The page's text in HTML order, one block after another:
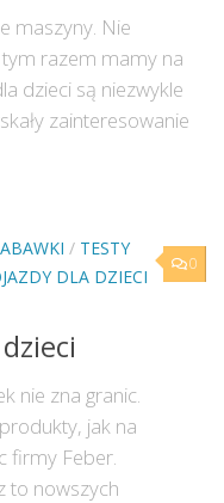
maszyny. Nie
razem mamy na
dzieci są niezwykle
zainteresowanie
0
/ TESTY
DLA DZIECI
nie zna granic.
jak na
firmy Feber.
to nowszych